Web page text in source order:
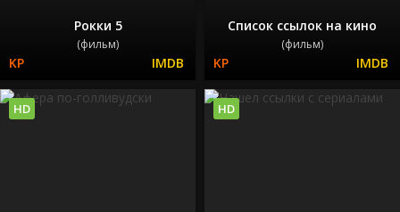
Рокки 5
(фильм)
Список ссылок на кино
(фильм)
HD HD